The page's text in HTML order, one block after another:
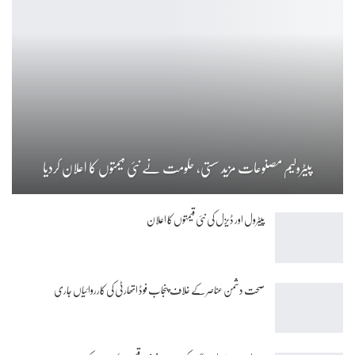
پیٹرولیم مصنوعات مزید سستی، حکومت نے نئی قیمتوں کا اعلان کردیا
پیٹرول اور ڈیزل کی نئی قیمتوں کا اعلان
صحت دشمن عناصر کے خلاف پنجاب فوڈ اتھارٹی کی کارروائیاں جاری